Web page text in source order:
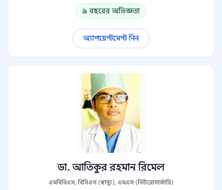
৯ বছরের অভিজ্ঞতা
অ্যাপয়েন্টমেন্ট নিন
ডা. আতিকুর রহমান রিমেল
এমবিবিএস, বিসিএস (স্বাস্থ্য), এমএস (নিউরোসার্জারি)